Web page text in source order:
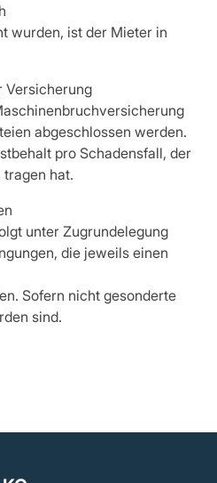
wurden, ist der Mieter in
Versicherung
abgeschlossen werden.
pro Schadensfall, der
tragen hat.
unter Zugrundelegung
die jeweils einen
Sofern nicht gesonderte
sind.